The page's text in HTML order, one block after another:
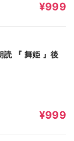
¥999
『 舞姫 』後
¥999